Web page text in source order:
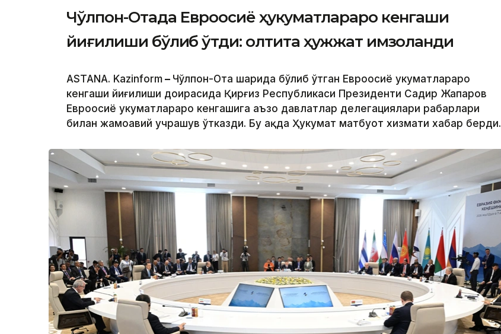
Чўлпон-Отада Евроосиё ҳукуматлараро кенгаши
йиғилиши бўлиб ўтди: олтита ҳужжат имзоланди
ASTANA. Kazinform – Чўлпон-Ота шаҳрида бўлиб ўтган Евроосиё ҳукуматлараро
кенгаши йиғилиши доирасида Қирғиз Республикаси Президенти Садир Жапаров
Евроосиё ҳукуматлараро кенгашига аъзо давлатлар делегациялари раҳбарлари
билан жамоавий учрашув ўтказди. Бу ҳақда Ҳукумат матбуот хизмати хабар берди.